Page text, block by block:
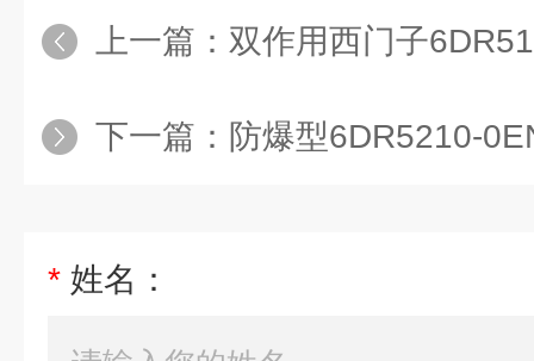
上一篇： 双作用西门子6DR5120-
下一篇： 防爆型6DR5210-0EN00-
* 姓名：